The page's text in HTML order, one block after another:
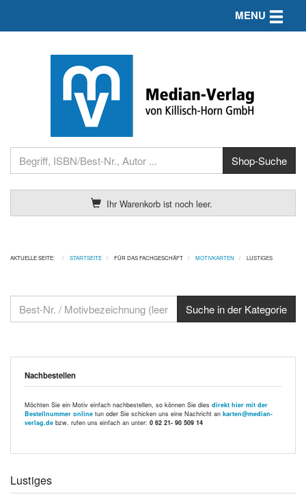
Ihr Warenkorb ist noch leer.
MENU Toggle
AKTUELLE SEITE: STARTSEITE FÜR DAS FACHGESCHÄFT MOTIVKARTEN LUSTIGES
Nachbestellen
Möchten Sie ein Motiv einfach nachbestellen, so können Sie dies direkt hier mit der
Bestellnummer online tun oder Sie schicken uns eine Nachricht an karten@median-
verlag.de bzw. rufen uns einfach an unter: 0 62 21- 90 509 14
Lustiges